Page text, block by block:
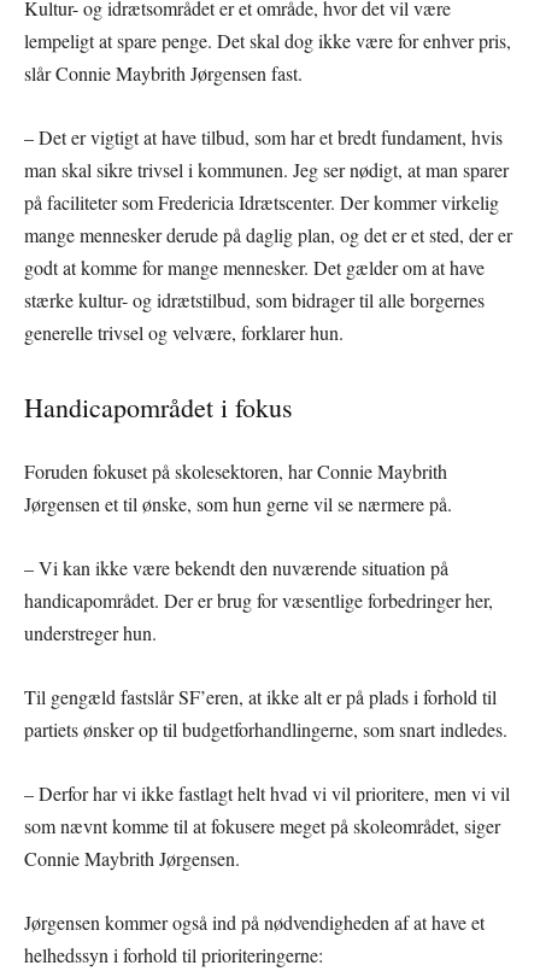
Kultur- og idrætsområdet er et område, hvor det vil være
lempeligt at spare penge. Det skal dog ikke være for enhver pris,
slår Connie Maybrith Jørgensen fast.
– Det er vigtigt at have tilbud, som har et bredt fundament, hvis
man skal sikre trivsel i kommunen. Jeg ser nødigt, at man sparer
på faciliteter som Fredericia Idrætscenter. Der kommer virkelig
mange mennesker derude på daglig plan, og det er et sted, der er
godt at komme for mange mennesker. Det gælder om at have
stærke kultur- og idrætstilbud, som bidrager til alle borgernes
generelle trivsel og velvære, forklarer hun.
Handicapområdet i fokus
Foruden fokuset på skolesektoren, har Connie Maybrith
Jørgensen et til ønske, som hun gerne vil se nærmere på.
– Vi kan ikke være bekendt den nuværende situation på
handicapområdet. Der er brug for væsentlige forbedringer her,
understreger hun.
Til gengæld fastslår SF’eren, at ikke alt er på plads i forhold til
partiets ønsker op til budgetforhandlingerne, som snart indledes.
– Derfor har vi ikke fastlagt helt hvad vi vil prioritere, men vi vil
som nævnt komme til at fokusere meget på skoleområdet, siger
Connie Maybrith Jørgensen.
Jørgensen kommer også ind på nødvendigheden af at have et
helhedssyn i forhold til prioriteringerne: